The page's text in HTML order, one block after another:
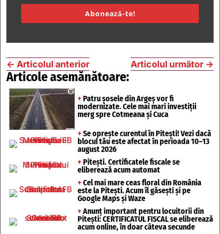
Abonează-te!
← Articolul anterior Articolul următor →
Articole asemănătoare:
+ Patru șosele din Argeș vor fi
modernizate. Cele mai mari investiții
merg spre Cotmeana și Cuca
+ Se oprește curentul în Pitești! Vezi dacă
blocul tău este afectat în perioada 10–13
august 2026
+ Pitești. Certificatele fiscale se
eliberează acum automat
+ Cel mai mare ceas floral din România
este la Pitești. Acum îl găsești și pe
Google Maps și Waze
+ Anunț important pentru locuitorii din
Pitești: CERTIFICATUL FISCAL se eliberează
acum online, în doar câteva secunde